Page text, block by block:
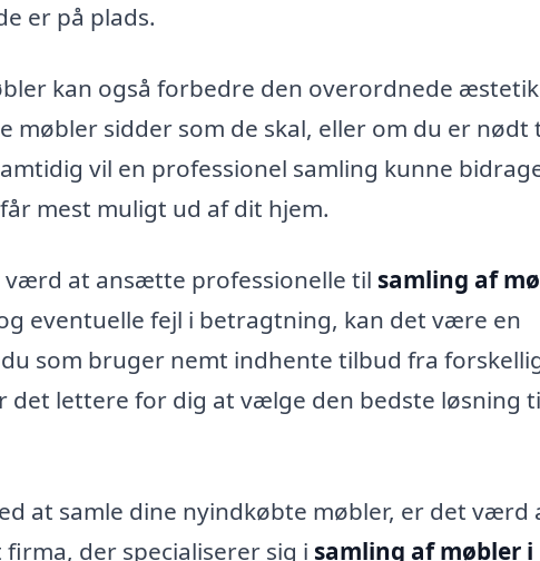
er på plads.
kan også forbedre den overordnede
møbler sidder som de skal, eller om du er nødt
vil en professionel samling kunne
mest muligt ud af dit hjem.
værd at ansætte professionelle til samling af
eventuelle fejl i betragtning, kan det være en
som bruger nemt indhente tilbud fra
lettere for dig at vælge den bedste løsning
at samle dine nyindkøbte møbler, er det værd
der specialiserer sig i samling af møbler i